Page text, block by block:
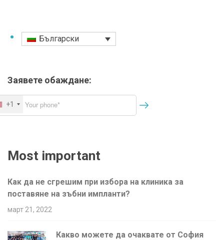
Български
Заявете обаждане:
+1
Most important
Как да не сгрешим при избора на клиника за
поставяне на зъбни импланти?
март 21, 2022
Какво можете да очаквате от София